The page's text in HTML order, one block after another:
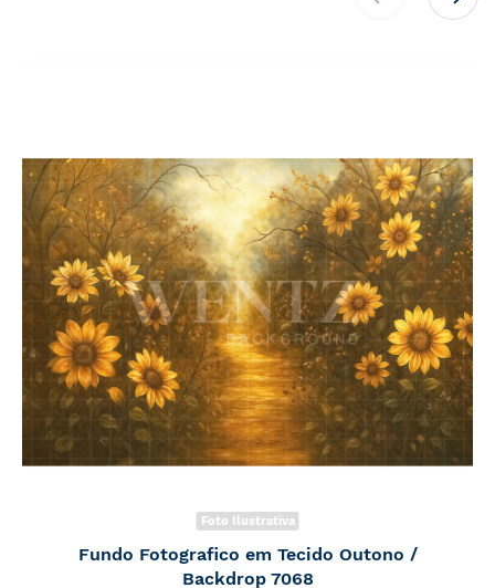
Foto Ilustrativa
Fundo Fotografico em Tecido Outono /
Backdrop 7068